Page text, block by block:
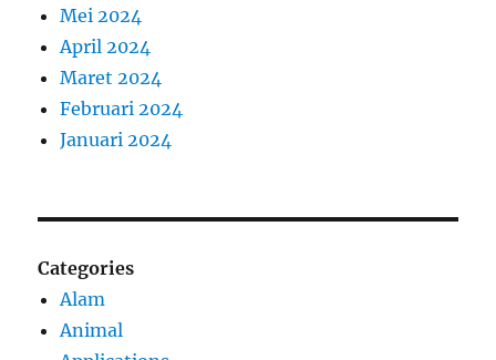
Mei 2024
April 2024
Maret 2024
Februari 2024
Januari 2024
Categories
Alam
Animal